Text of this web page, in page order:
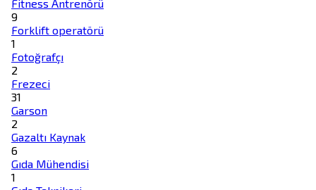
Fitness Antrenörü
9
Forklift operatörü
1
Fotoğrafçı
2
Frezeci
31
Garson
2
Gazaltı Kaynak
6
Gıda Mühendisi
1